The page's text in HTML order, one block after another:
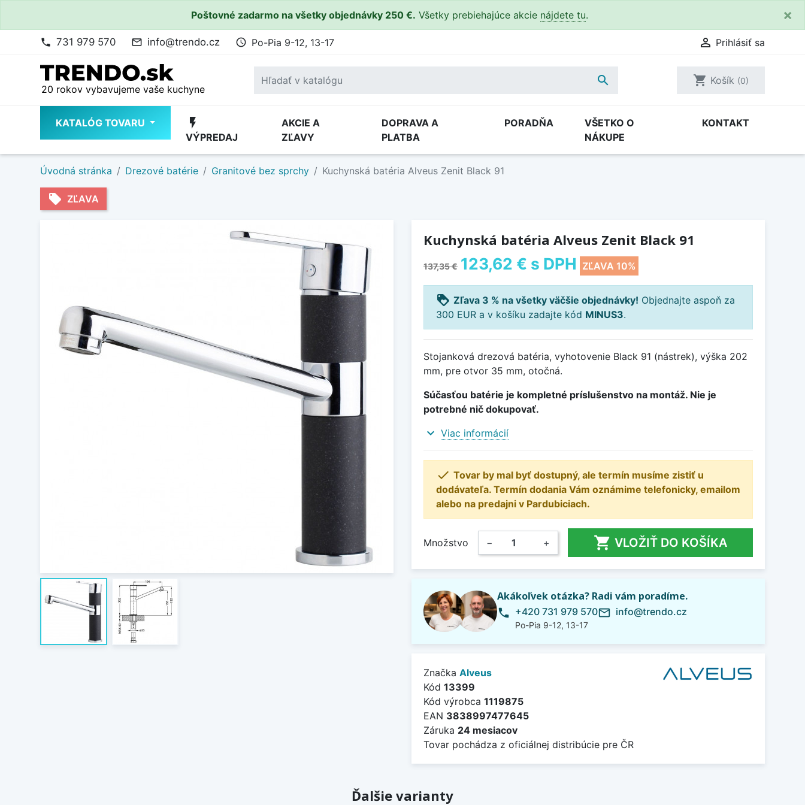
Poštovné zadarmo na všetky objednávky 250 €. Všetky prebiehajúce akcie nájdete tu. ×
phone 731 979 570 mail_outline info@trendo.cz access_time Po-Pia 9-12, 13-17  Prihlásiť sa
20 rokov vybavujeme vaše kuchyne
 shopping_cart Košík (0)
KATALÓG TOVARU flash_on
VÝPREDAJ
AKCIE A
ZĽAVY
DOPRAVA A
PLATBA
PORADŇA
VŠETKO O
NÁKUPE
KONTAKT
Úvodná stránka Drezové batérie Granitové bez sprchy Kuchynská batéria Alveus Zenit Black 91
local_offer ZĽAVA
Kuchynská batéria Alveus Zenit Black 91
137,35 € 123,62 € s DPH ZĽAVA 10%
loyalty Zľava 3 % na všetky väčšie objednávky! Objednajte aspoň za
300 EUR a v košíku zadajte kód MINUS3.
Stojanková drezová batéria, vyhotovenie Black 91 (nástrek), výška 202
mm, pre otvor 35 mm, otočná.
Súčasťou batérie je kompletné príslušenstvo na montáž. Nie je
potrebné nič dokupovať.
expand_more Viac informácií
 Tovar by mal byť dostupný, ale termín musíme zistiť u
dodávateľa. Termín dodania Vám oznámime telefonicky, emailom
alebo na predajni v Pardubiciach.
Množstvo − +  VLOŽIŤ DO KOŠÍKA
Akákoľvek otázka? Radi vám poradíme.
phone +420 731 979 570
Po-Pia 9-12, 13-17
mail_outline info@trendo.cz
Značka Alveus
Kód 13399
Kód výrobca 1119875
EAN 3838997477645
Záruka 24 mesiacov
Tovar pochádza z oficiálnej distribúcie pre ČR
Ďalšie varianty